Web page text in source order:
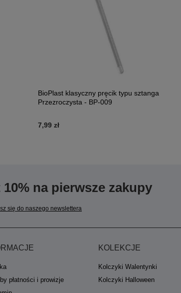
BioPlast klasyczny pręcik typu sztanga
Przezroczysta - BP-009
7,99 zł
na pierwsze zakupy
się do naszego newslettera
płatności i prowizje
KOLEKCJE
Kolczyki Walentynki
Kolczyki Halloween